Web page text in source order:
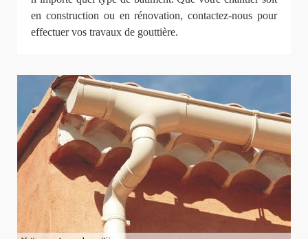
en construction ou en rénovation, contactez-nous pour
effectuer vos travaux de gouttière.